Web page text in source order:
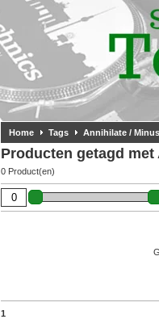
Home Tags Annihilate /
Producten getagd
0 Product(en)
1